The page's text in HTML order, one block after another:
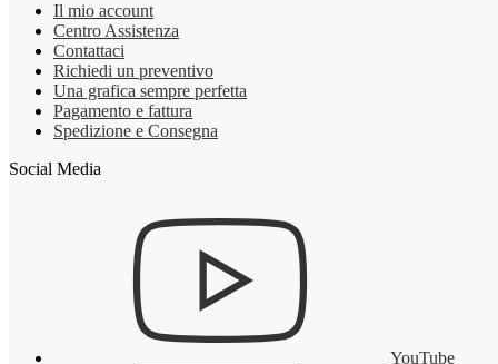
Il mio account
Centro Assistenza
Contattaci
Richiedi un preventivo
Una grafica sempre perfetta
Pagamento e fattura
Spedizione e Consegna
Social Media
YouTube